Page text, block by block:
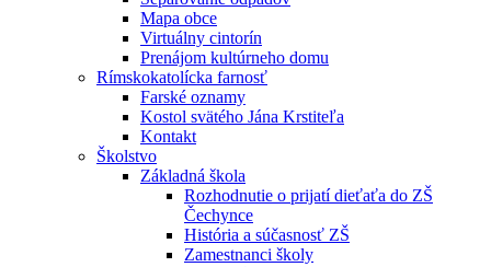
Mapa obce
Virtuálny cintorín
Prenájom kultúrneho domu
Rímskokatolícka farnosť
Farské oznamy
Kostol svätého Jána Krstiteľa
Kontakt
Školstvo
Základná škola
Rozhodnutie o prijatí dieťaťa do ZŠ
Čechynce
História a súčasnosť ZŠ
Zamestnanci školy